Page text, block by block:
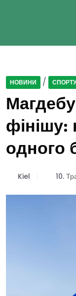
НОВИНИ / СПОРТУ
фінішу:
одного
Kiel 10.